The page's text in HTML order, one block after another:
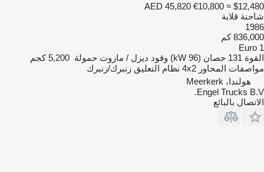
AED 45,820 €10,800 ≈ $12,480
شاحنة قلابة
1986
836,000 كم
Euro 1
القوة 131 حصان (96 kW) وقود ديزل / مازوت حمولة 5,200 كجم
مواصفات المحاور 4x2 نظام التعليق زنبرك/زنبرك
هولندا، Meerkerk
Engel Trucks B.V.
الاتصال بالبائع